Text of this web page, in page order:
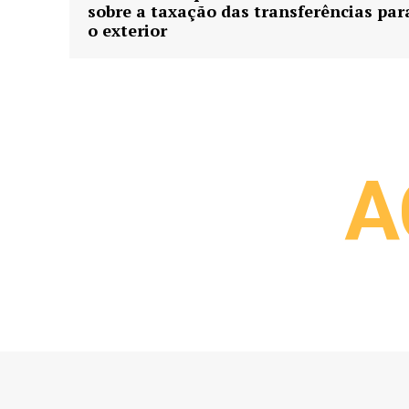
sobre a taxação das transferências
o exterior